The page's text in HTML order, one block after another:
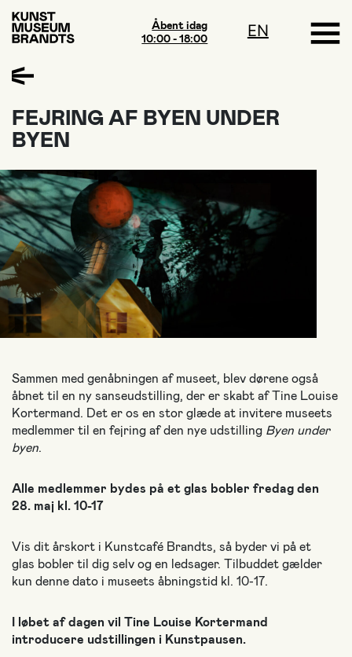
Åbent idag
10:00 - 18:00
EN
FEJRING AF BYEN UNDER
BYEN
Sammen med genåbningen af museet, blev dørene også
åbnet til en ny sanseudstilling, der er skabt af Tine Louise
Kortermand. Det er os en stor glæde at invitere museets
medlemmer til en fejring af den nye udstilling Byen under
byen
Alle medlemmer bydes på et glas bobler fredag den
28. maj kl. 10-17
Vis dit årskort i Kunstcafé Brandts, så byder vi på et
glas bobler til dig selv og en ledsager. Tilbuddet gælder
kun denne dato i museets åbningstid kl. 10-17.
I løbet af dagen vil Tine Louise Kortermand
introducere udstillingen i Kunstpausen.